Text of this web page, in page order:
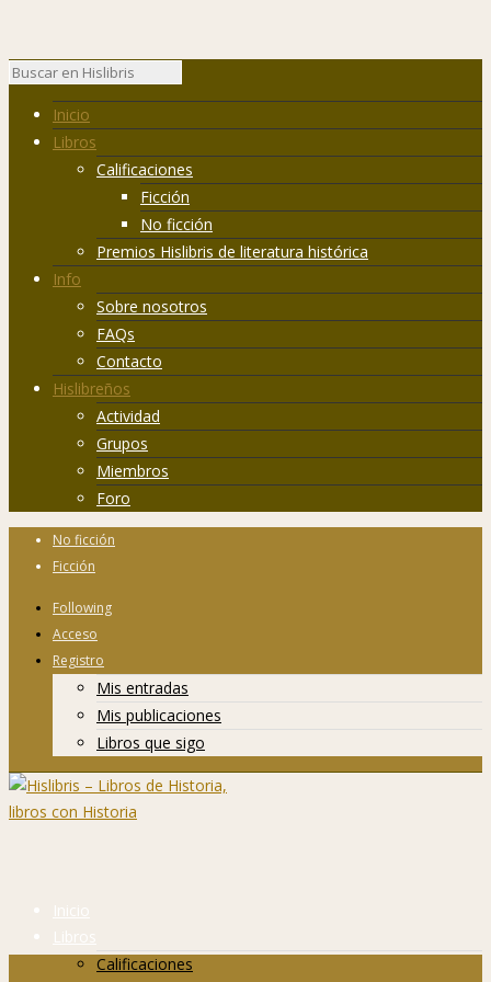
Inicio
Libros
Calificaciones
Ficción
No ficción
Premios Hislibris de literatura histórica
Info
Sobre nosotros
FAQs
Contacto
Hislibreños
Actividad
Grupos
Miembros
Foro
No ficción
Ficción
Following
Acceso
Registro
Mis entradas
Mis publicaciones
Libros que sigo
Inicio
Libros
Calificaciones